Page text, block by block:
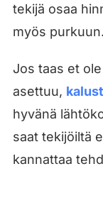
tekijä osaa
myös purkuun.
Jos taas et
asettuu,
hyvänä
saat tekijöiltä
kannattaa